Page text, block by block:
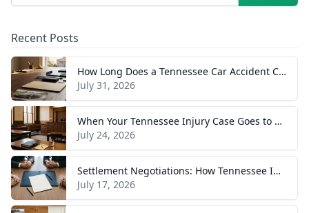
Recent Posts
How Long Does a Tennessee Car Accident Case Take? A Realistic Timeline
July 31, 2026
When Your Tennessee Injury Case Goes to Trial: What to Expect
July 24, 2026
Settlement Negotiations: How Tennessee Injury Claims Actually Resolve
July 17, 2026